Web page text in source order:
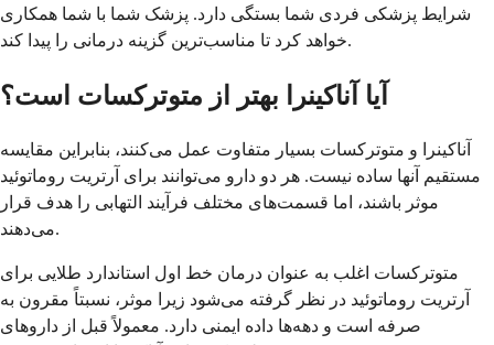
شرایط پزشکی فردی شما بستگی دارد. پزشک شما با شما همکاری
خواهد کرد تا مناسب‌ترین گزینه درمانی را پیدا کند.
آیا آناکینرا بهتر از متوترکسات است؟
آناکینرا و متوترکسات بسیار متفاوت عمل می‌کنند، بنابراین مقایسه
مستقیم آنها ساده نیست. هر دو دارو می‌توانند برای آرتریت روماتوئید
موثر باشند، اما قسمت‌های مختلف فرآیند التهابی را هدف قرار
می‌دهند.
متوترکسات اغلب به عنوان درمان خط اول استاندارد طلایی برای
آرتریت روماتوئید در نظر گرفته می‌شود زیرا موثر، نسبتاً مقرون به
صرفه است و دهه‌ها داده ایمنی دارد. معمولاً قبل از داروهای